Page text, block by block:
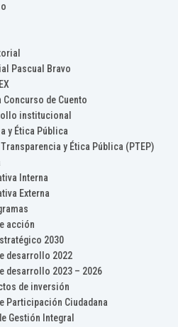
Pascual Bravo
de Cuento
institucional
y Ética Pública
y Ética Pública (PTEP)
Interna
Externa
acción
2030
desarrollo 2022
desarrollo 2023 – 2026
de inversión
Participación Ciudadana
Gestión Integral